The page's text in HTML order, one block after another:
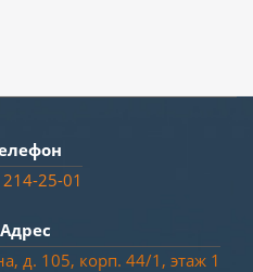
25-01
Адрес
д. 105, корп. 44/1 , этаж 1